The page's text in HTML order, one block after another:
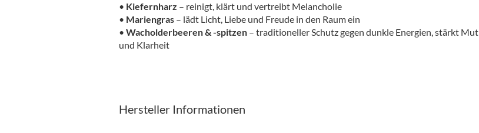
• Kiefernharz – reinigt, klärt und vertreibt Melancholie
• Mariengras – lädt Licht, Liebe und Freude in den Raum ein
• Wacholderbeeren & -spitzen – traditioneller Schutz gegen dunkle Energien, stärkt Mut
und Klarheit
Hersteller Informationen